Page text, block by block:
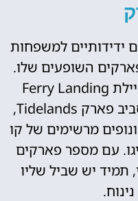
ידידותיים למשפחות
השופעים שלו.
דוגמאות לכך כוללות את טיילת Ferry Landing
Marketplace ואת השביל סביב פארק Tidelands,
מרשימים של קו
עם מספר פארקים
תמיד יש שביל שליו